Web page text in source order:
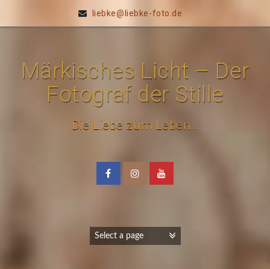
liebke@liebke-foto.de
Märkisches Licht – Der
Fotograf der Stille
Die Liebe zum Leben…